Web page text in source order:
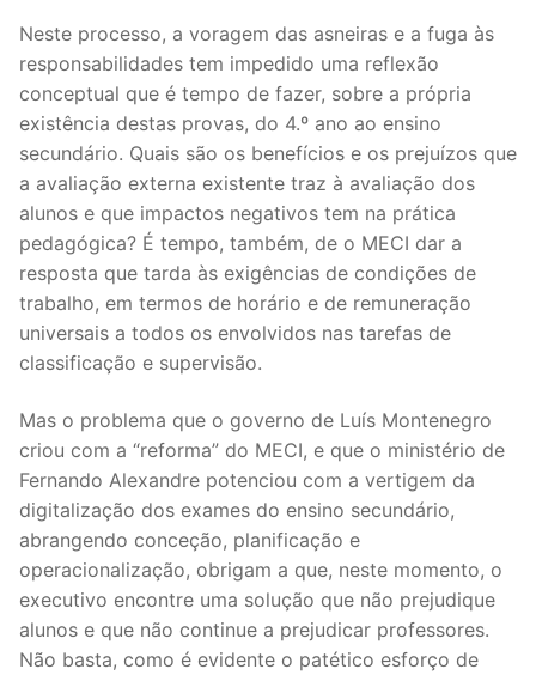
Neste processo, a voragem das asneiras e a fuga às
responsabilidades tem impedido uma reflexão
conceptual que é tempo de fazer, sobre a própria
existência destas provas, do 4.º ano ao ensino
secundário. Quais são os benefícios e os prejuízos que
a avaliação externa existente traz à avaliação dos
alunos e que impactos negativos tem na prática
pedagógica? É tempo, também, de o MECI dar a
resposta que tarda às exigências de condições de
trabalho, em termos de horário e de remuneração
universais a todos os envolvidos nas tarefas de
classificação e supervisão.
Mas o problema que o governo de Luís Montenegro
criou com a “reforma” do MECI, e que o ministério de
Fernando Alexandre potenciou com a vertigem da
digitalização dos exames do ensino secundário,
abrangendo conceção, planificação e
operacionalização, obrigam a que, neste momento, o
executivo encontre uma solução que não prejudique
alunos e que não continue a prejudicar professores.
Não basta, como é evidente o patético esforço de